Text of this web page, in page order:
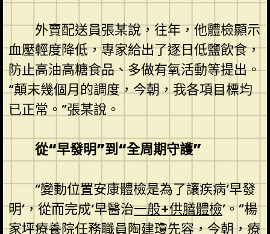
外賣配送員張某說，往年，他體檢顯示
血壓輕度降低，專家給出了逐日低鹽飲食，
防止高油高糖食品、多做有氧活動等提出。
“顛末幾個月的調度，今朝，我各項目標均
已正常。”張某說。
從“早發明”到“全周期守護”
“變動位置安康體檢是為了讓疾病‘早發
明’，從而完成‘早醫治一般+供膳體檢’。”楊
家坪療養院任務職員陶建瓊先容，今朝，療